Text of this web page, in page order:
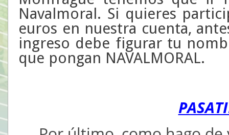
Navalmoral. Si quieres
euros en nuestra cuenta,
ingreso debe figurar tu
que pongan NAVALMORAL.